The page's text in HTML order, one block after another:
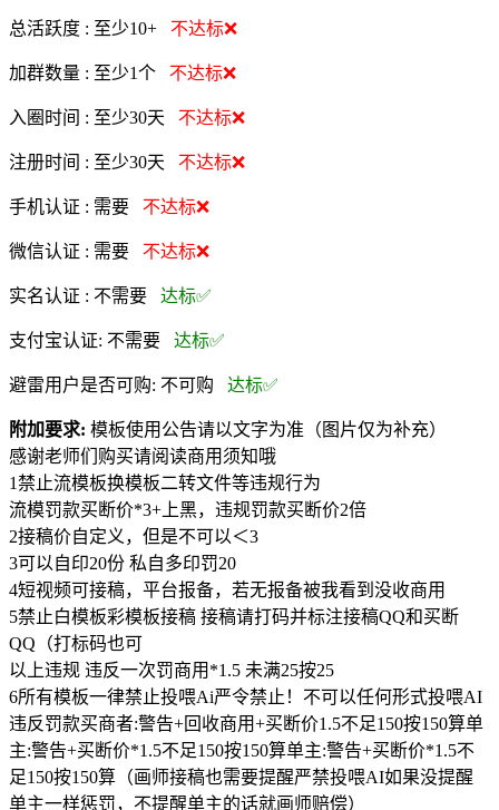
总活跃度 : 至少10+ 不达标❌
加群数量 : 至少1个 不达标❌
入圈时间 : 至少30天 不达标❌
注册时间 : 至少30天 不达标❌
手机认证 : 需要 不达标❌
微信认证 : 需要 不达标❌
实名认证 : 不需要 达标✅
支付宝认证: 不需要 达标✅
避雷用户是否可购: 不可购 达标✅
附加要求: 模板使用公告请以文字为准（图片仅为补充）
感谢老师们购买请阅读商用须知哦
1禁止流模板换模板二转文件等违规行为
流模罚款买断价*3+上黑，违规罚款买断价2倍
2接稿价自定义，但是不可以＜3
3可以自印20份 私自多印罚20
4短视频可接稿，平台报备，若无报备被我看到没收商用
5禁止白模板彩模板接稿 接稿请打码并标注接稿QQ和买断
QQ（打标码也可
以上违规 违反一次罚商用*1.5 未满25按25
6所有模板一律禁止投喂Ai严令禁止！不可以任何形式投喂AI
违反罚款买商者:警告+回收商用+买断价1.5不足150按150算单
主:警告+买断价*1.5不足150按150算单主:警告+买断价*1.5不
足150按150算（画师接稿也需要提醒严禁投喂AI如果没提醒
单主一样惩罚，不提醒单主的话就画师赔偿）